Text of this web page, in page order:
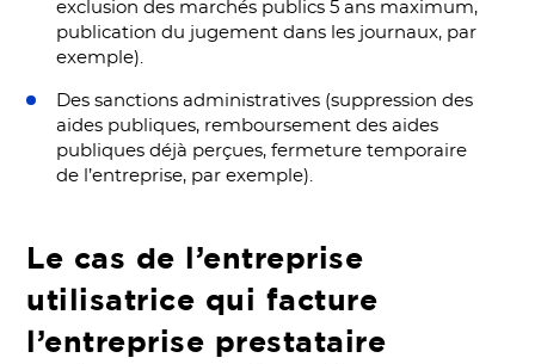
exclusion des marchés publics 5 ans maximum,
publication du jugement dans les journaux, par
exemple).
Des sanctions administratives (suppression des
aides publiques, remboursement des aides
publiques déjà perçues, fermeture temporaire
de l’entreprise, par exemple).
Le cas de l’entreprise
utilisatrice qui facture
l’entreprise prestataire